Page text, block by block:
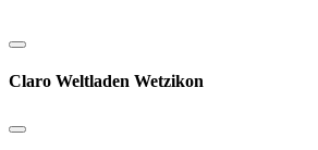
Navigationsmenü
Claro Weltladen Wetzikon
Navigationsmenü